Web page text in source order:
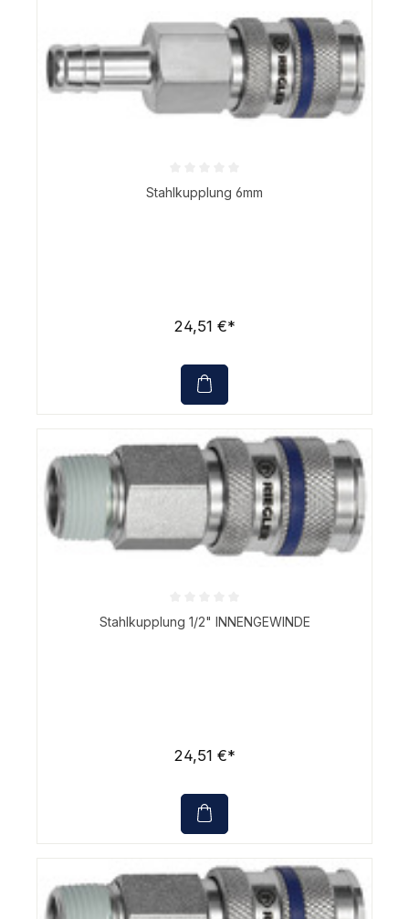
Durchschnittliche Bewertung von 0 von 5 Sternen
Stahlkupplung 6mm
24,51 €*
Durchschnittliche Bewertung von 0 von 5 Sternen
Stahlkupplung 1/2" INNENGEWINDE
24,51 €*